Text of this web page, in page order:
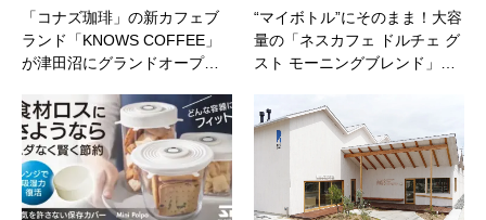
「コナズ珈琲」の新カフェブ
ランド「KNOWS COFFEE」
が津田沼にグランドオープ…
“マイボトル”にそのまま！大容
量の「ネスカフェ ドルチェ グ
スト モーニングブレンド」…